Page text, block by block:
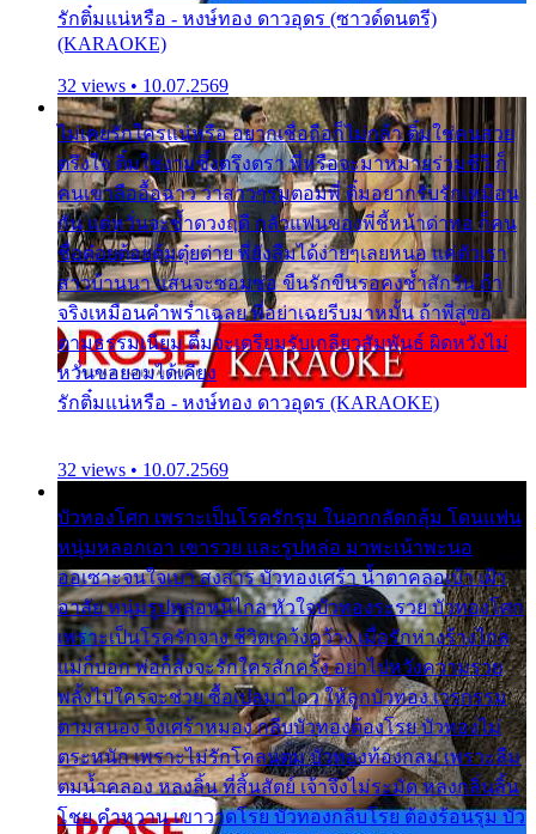
รักติ๋มแน่หรือ - หงษ์ทอง ดาวอุดร (ซาวด์ดนตรี)
(KARAOKE)
32 views • 10.07.2569
ไม่เคยรักใครแน่หรือ อยากเชื่อถือก็ไม่กล้า ติ๋มใช่คนสวย
ตรึงใจ ติ๋มใช่งามซึ้งตรึงตรา พี่หรือจะมาหมายร่วมชีวี ก็
คนเขาลืออื้อฉาว ว่าสาวๆรุมตอมพี่ ติ๋มอยากรับรักเหมือน
กัน แต่หวั่นจะช้ำดวงฤดี กลัวแฟนของพี่ชี้หน้าด่าทอ ก็คน
ชื่อต๋อยต้อยตุ้มตุ๋ยต่าย พี่ยังลืมได้ง่ายๆเลยหนอ แค่ตัวเรา
สาวบ้านนา แสนจะซอมซ่อ ขืนรักขืนรอคงช้ำสักวัน ถ้า
จริงเหมือนคำพร่ำเฉลย พี่อย่าเฉยรีบมาหมั้น ถ้าพี่สู่ขอ
ตามธรรมเนียม ติ๋มจะเตรียมรับเกลียวสัมพันธ์ ผิดหวังไม่
หวั่นขอยอมได้เคียง
รักติ๋มแน่หรือ - หงษ์ทอง ดาวอุดร (KARAOKE)
32 views • 10.07.2569
บัวทองโศก เพราะเป็นโรครักรุม ในอกกลัดกลุ้ม โดนแฟน
หนุ่มหลอกเอา เขารวย และรูปหล่อ มาพะเน้าพะนอ
ออเซาะจนใจเบา สงสาร บัวทองเศร้า น้ำตาคลอเบ้า เฝ้า
อาลัย หนุ่มรูปหล่อหนีไกล หัวใจบัวทองระรวย บัวทองโศก
เพราะเป็นโรครักจาง ชีวิตเคว้งคว้าง เมื่อรักห่างร้างไกล
แม่ก็บอก พ่อก็สั่งจะรักใครสักครั้ง อย่าไปหวังความรวย
พลั้งไปใครจะช่วย ซื้อเปลมาไกว ให้ลูกบัวทอง เวรกรรม
ตามสนอง จึงเศร้าหมอง กลีบบัวทองต้องโรย บัวทองไม่
ตระหนัก เพราะไม่รักโคลนตม บัวทองท้องกลม เพราะลืม
ตมน้ำคลอง หลงลิ้น ที่สิ้นสัตย์ เจ้าจึงไม่ระมัด หลงกลิ่นลิ้น
โชย คำหวาน เขาวาดโรย บัวทองกลีบโรย ต้องร้อนรุม บัว